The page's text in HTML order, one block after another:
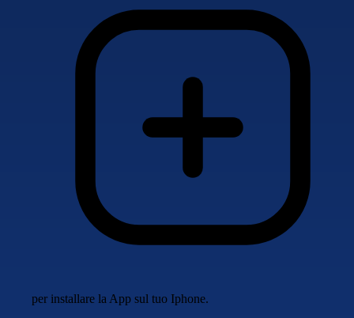
per installare la App sul tuo Iphone.